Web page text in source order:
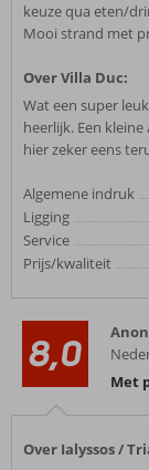
keuze qua eten/
Mooi strand met
Over Villa Duc:
Wat een super
heerlijk. Een
hier zeker eens
Algemene indruk
Ligging
Service
Prijs/kwaliteit
8,0
Met
Over Ialyssos /